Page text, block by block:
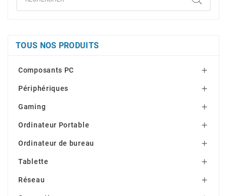
TOUS NOS PRODUITS
Composants PC 
Périphériques 
Gaming 
Ordinateur Portable 
Ordinateur de bureau 
Tablette 
Réseau 